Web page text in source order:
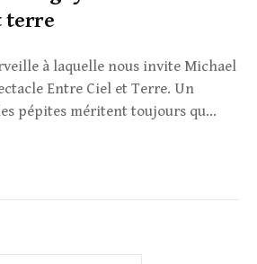
terre
à laquelle nous invite Michael
Entre Ciel et Terre. Un
pépites méritent toujours qu...